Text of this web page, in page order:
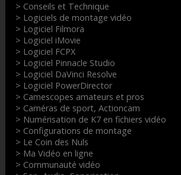
> Conseils et Technique
> Logiciels de montage vidéo
> Logiciel Filmora
> Logiciel iMovie
> Logiciel FCPX
> Logiciel Pinnacle Studio
> Logiciel DaVinci Resolve
> Logiciel PowerDirector
> Camescopes amateurs et pros
> Caméras de sport, Actioncam
> Numérisation de K7 en fichiers vidéo
> Configurations de montage
> Le Coin des Nuls
> Ma Vidéo en ligne
> Communauté vidéo